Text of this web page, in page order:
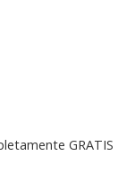
GRATIS